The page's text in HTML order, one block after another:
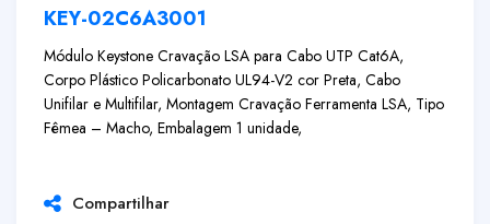
KEY-02C6A3001
Módulo Keystone Cravação LSA para Cabo UTP Cat6A,
Corpo Plástico Policarbonato UL94-V2 cor Preta, Cabo
Unifilar e Multifilar, Montagem Cravação Ferramenta LSA, Tipo
Fêmea – Macho, Embalagem 1 unidade,
Compartilhar